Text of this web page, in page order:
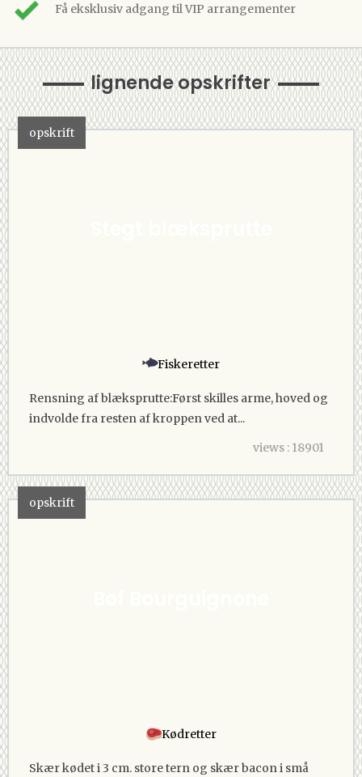
Få eksklusiv adgang til VIP arrangementer
lignende opskrifter
opskrift
Fiskeretter
Rensning af blæksprutte:Først skilles arme, hoved og
indvolde fra resten af kroppen ved at...
views : 18901
opskrift
Kødretter
Skær kødet i 3 cm. store tern og skær bacon i små